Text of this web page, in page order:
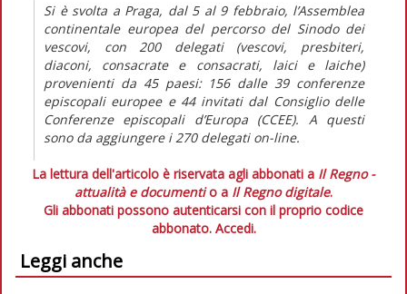
Si è svolta a Praga, dal 5 al 9 febbraio, l’Assemblea
continentale europea del percorso del Sinodo dei
vescovi, con 200 delegati (vescovi, presbiteri,
diaconi, consacrate e consacrati, laici e laiche)
provenienti da 45 paesi: 156 dalle 39 conferenze
episcopali europee e 44 invitati dal Consiglio delle
Conferenze episcopali d’Europa (CCEE). A questi
sono da aggiungere i 270 delegati on-line.
La lettura dell'articolo è riservata agli abbonati a Il Regno -
attualità e documentio a Il Regno digitale.
Gli abbonati possono autenticarsi con il proprio codice
abbonato. Accedi.
Leggi anche